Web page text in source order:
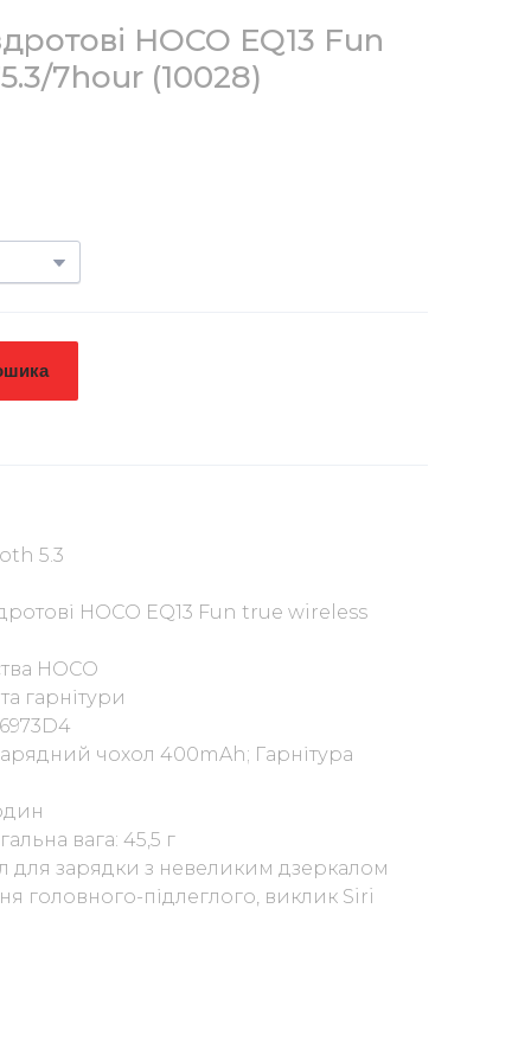
HOCO EQ13 Fun
7hour (10028)
5.3
HOCO EQ13 Fun true wireless
HOCO
гарнітури
чохол 400mAh; Гарнітура
вага: 45,5 г
для зарядки з невеликим дзеркалом
головного-підлеглого, виклик Siri